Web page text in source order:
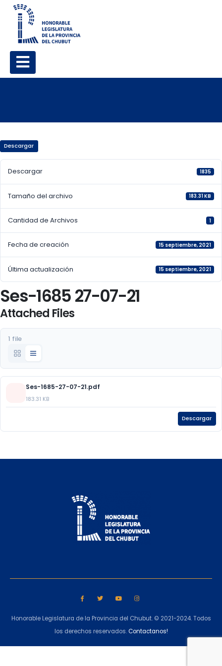
Descargar
Descargar 1835
Tamaño del archivo 183.31 KB
Cantidad de Archivos 1
Fecha de creación 15 septiembre, 2021
Última actualización 15 septiembre, 2021
Ses-1685 27-07-21
Attached Files
1 file
Ses-1685-27-07-21.pdf
183.31 KB
Descargar
Honorable Legislatura de la Provincia del Chubut. © 2021-2024. Todos
los derechos reservados.Contactanos!